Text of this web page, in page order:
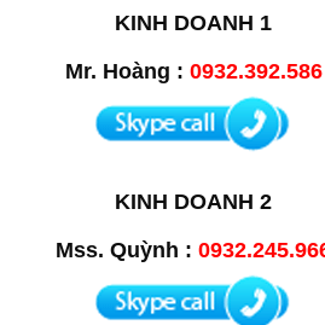
KINH DOANH 1
Mr. Hoàng : 0932.392.586
KINH DOANH 2
Mss. Quỳnh :